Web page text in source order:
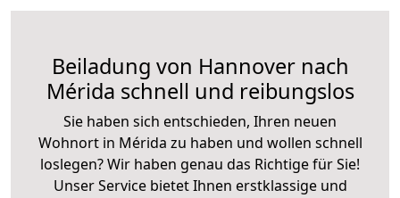
Beiladung von Hannover nach
Mérida schnell und reibungslos
Sie haben sich entschieden, Ihren neuen
Wohnort in Mérida zu haben und wollen schnell
loslegen? Wir haben genau das Richtige für Sie!
Unser Service bietet Ihnen erstklassige und